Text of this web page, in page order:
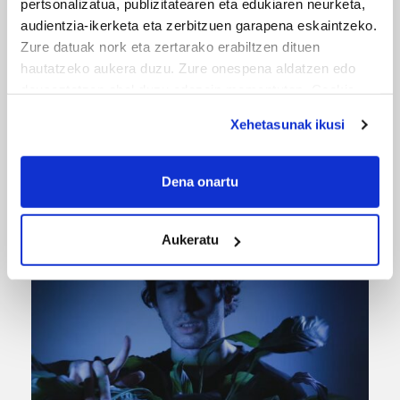
pertsonalizatua, publizitatearen eta edukiaren neurketa,
audientzia-ikerketa eta zerbitzuen garapena eskaintzeko.
Zure datuak nork eta zertarako erabiltzen dituen
hautatzeko aukera duzu. Zure onespena aldatzen edo
If you allow, we would also like to:
Collect information about your geographical
Identify your device by actively scanning it for
specific characteristics (fingerprinting)
Find out more about how your personal data is processed
and set your preferences in the details section
Guk eta gure bazkideek zure datu pertsonalak
prozesatzen ditugu, zure IP zenbakia, besteak beste,
teknologia erabiliz, cookieak adibidez, iragarki eta eduki
Xehetasunak ikusi
Dena onartu
Aukeratu
Urbiako zelaiak erromeria leku